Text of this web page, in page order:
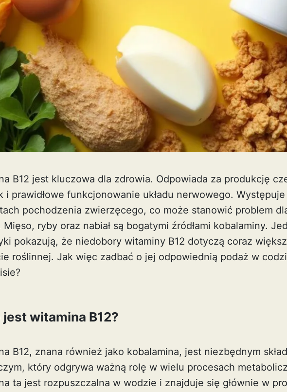
B12 jest kluczowa dla zdrowia. Odpowiada za produkcję
i prawidłowe funkcjonowanie układu nerwowego. Występuje
pochodzenia zwierzęcego, co może stanowić problem
Mięso, ryby oraz nabiał są bogatymi źródłami kobalaminy.
pokazują, że niedobory witaminy B12 dotyczą coraz
roślinnej. Jak więc zadbać o jej odpowiednią podaż w
jest witamina B12?
B12, znana również jako kobalamina, jest niezbędnym
który odgrywa ważną rolę w wielu procesach
ta jest rozpuszczalna w wodzie i znajduje się głównie w